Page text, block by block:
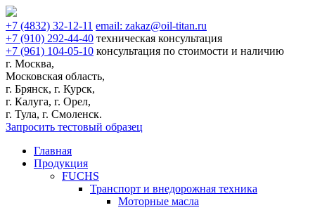
+7 (4832) 32-12-11 email: zakaz@oil-titan.ru
+7 (910) 292-44-40 техническая консультация
+7 (961) 104-05-10 консультация по стоимости и наличию
г. Москва,
Московская область,
г. Брянск, г. Курск,
г. Калуга, г. Орел,
г. Тула, г. Смоленск.
Запросить тестовый образец
Главная
Продукция
FUCHS
Транспорт и внедорожная техника
Моторные масла